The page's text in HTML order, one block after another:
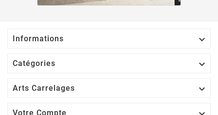
Informations 
Catégories 
Arts Carrelages 
Votre Compte